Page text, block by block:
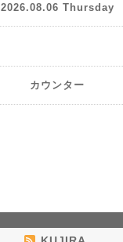
2026.08.06 Thursday
カウンター